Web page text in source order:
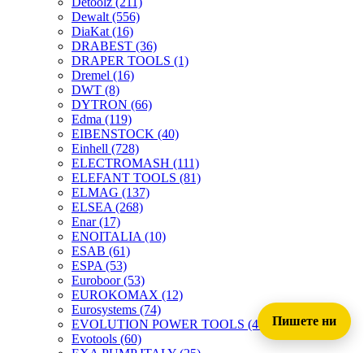
Dewalt (556)
DiaKat (16)
DRABEST (36)
DRAPER TOOLS (1)
Dremel (16)
DWT (8)
DYTRON (66)
Edma (119)
EIBENSTOCK (40)
Einhell (728)
ELECTROMASH (111)
ELEFANT TOOLS (81)
ELMAG (137)
ELSEA (268)
Enar(17)
ENOITALIA (10)
ESAB (61)
ESPA (53)
Euroboor(53)
EUROKOMAX (12)
Eurosystems (74)
EVOLUTION POWER TOOLS (45)
Evotools (60)
Пишете ни